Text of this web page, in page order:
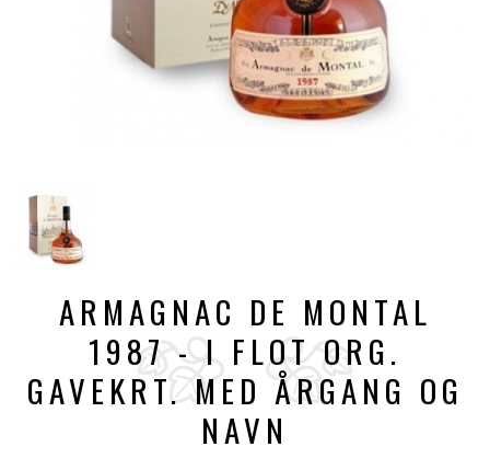
ARMAGNAC DE MONTAL
1987 - I FLOT ORG.
GAVEKRT. MED ÅRGANG OG
NAVN